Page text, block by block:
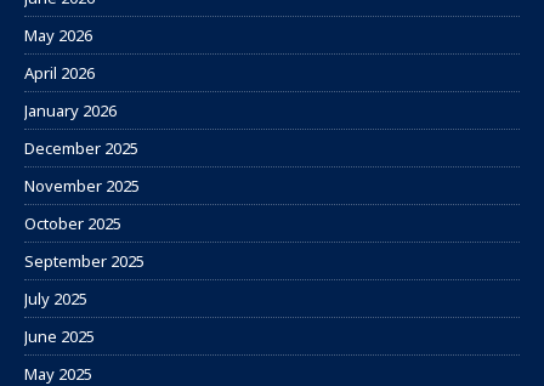
May 2026
April 2026
January 2026
December 2025
November 2025
October 2025
September 2025
July 2025
June 2025
May 2025